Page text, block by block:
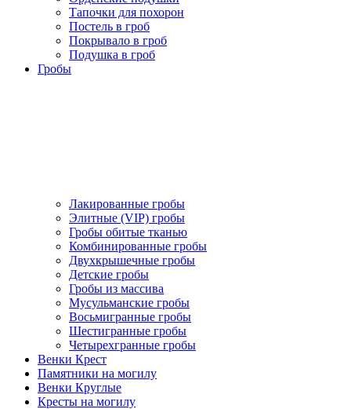
Тапочки для похорон
Постель в гроб
Покрывало в гроб
Подушка в гроб
Гробы
Лакированные гробы
Элитные (VIP) гробы
Гробы обитые тканью
Комбинированные гробы
Двухкрышечные гробы
Детские гробы
Гробы из массива
Мусульманские гробы
Восьмигранные гробы
Шестигранные гробы
Четырехгранные гробы
Венки Крест
Памятники на могилу
Венки Круглые
Кресты на могилу